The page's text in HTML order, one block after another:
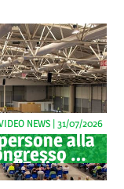
alla
dei
"Felici per
sempre"
NEWS | 31/07/2026